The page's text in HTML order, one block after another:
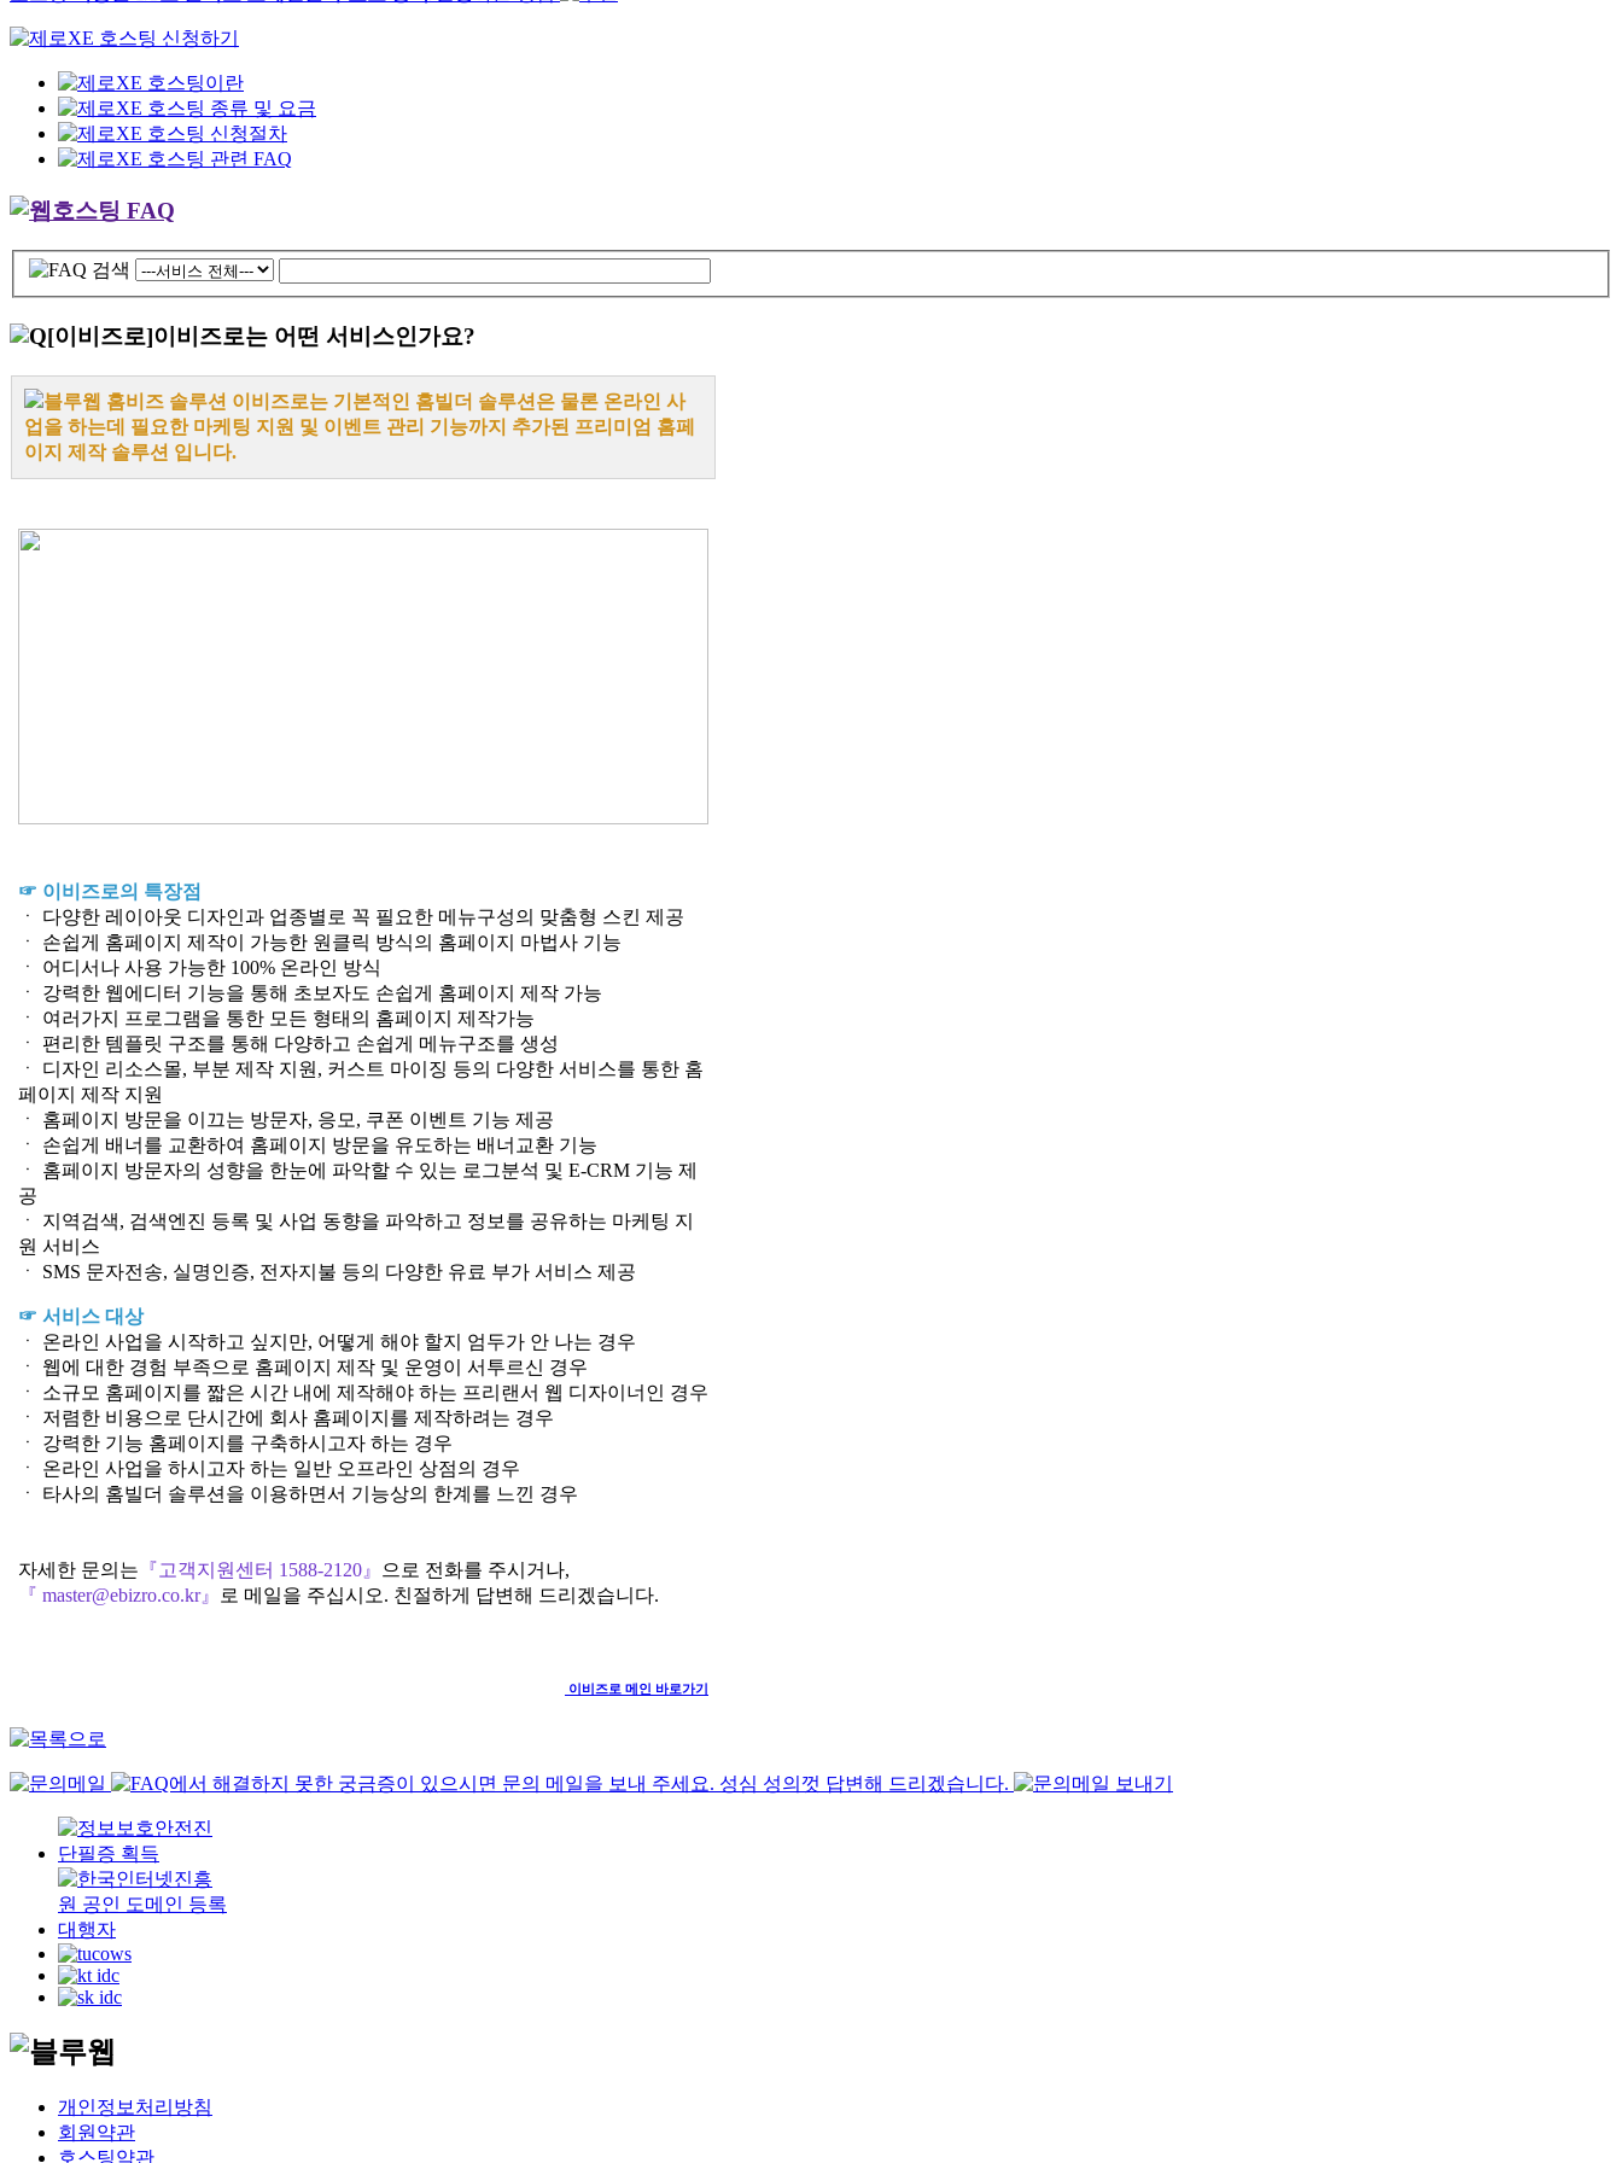
[이비즈로]이비즈로는 어떤 서비스인가요?
블루웹 홈비즈 솔루션 이비즈로는 기본적인 홈빌더 솔루션은 물론 온라인 사
업을 하는데 필요한 마케팅 지원 및 이벤트 관리 기능까지 추가된 프리미엄 홈페
이지 제작 솔루션 입니다.
☞ 이비즈로의 특장점
ㆍ 다양한 레이아웃 디자인과 업종별로 꼭 필요한 메뉴구성의 맞춤형 스킨 제공
ㆍ 손쉽게 홈페이지 제작이 가능한 원클릭 방식의 홈페이지 마법사 기능
ㆍ 어디서나 사용 가능한 100% 온라인 방식
ㆍ 강력한 웹에디터 기능을 통해 초보자도 손쉽게 홈페이지 제작 가능
ㆍ 여러가지 프로그램을 통한 모든 형태의 홈페이지 제작가능
ㆍ 편리한 템플릿 구조를 통해 다양하고 손쉽게 메뉴구조를 생성
ㆍ 디자인 리소스몰, 부분 제작 지원, 커스트 마이징 등의 다양한 서비스를 통한 홈
페이지 제작 지원
ㆍ 홈페이지 방문을 이끄는 방문자, 응모, 쿠폰 이벤트 기능 제공
ㆍ 손쉽게 배너를 교환하여 홈페이지 방문을 유도하는 배너교환 기능
ㆍ 홈페이지 방문자의 성향을 한눈에 파악할 수 있는 로그분석 및 E-CRM 기능 제
공
ㆍ 지역검색, 검색엔진 등록 및 사업 동향을 파악하고 정보를 공유하는 마케팅 지
원 서비스
ㆍ SMS 문자전송, 실명인증, 전자지불 등의 다양한 유료 부가 서비스 제공
☞ 서비스 대상
ㆍ 온라인 사업을 시작하고 싶지만, 어떻게 해야 할지 엄두가 안 나는 경우
ㆍ 웹에 대한 경험 부족으로 홈페이지 제작 및 운영이 서투르신 경우
ㆍ 소규모 홈페이지를 짧은 시간 내에 제작해야 하는 프리랜서 웹 디자이너인 경우
ㆍ 저렴한 비용으로 단시간에 회사 홈페이지를 제작하려는 경우
ㆍ 강력한 기능 홈페이지를 구축하시고자 하는 경우
ㆍ 온라인 사업을 하시고자 하는 일반 오프라인 상점의 경우
ㆍ 타사의 홈빌더 솔루션을 이용하면서 기능상의 한계를 느낀 경우
자세한 문의는 『고객지원센터 1588-2120』
으로 전화를 주시거나,
『 master@ebizro.co.kr』
로 메일을 주십시오. 친절하게 답변해 드리겠습니다.
이비즈로 메인 바로가기
개인정보처리방침
회원약관
호스팅약관